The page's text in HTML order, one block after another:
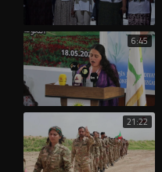
6:45
21:22